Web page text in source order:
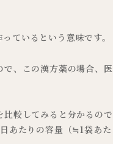
ているという意味です。
、この漢方薬の場合、
較してみると分かるの
あたりの容量（≒1袋あた